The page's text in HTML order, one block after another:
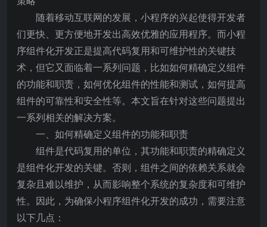
随着移动互联网的发展，小程序的兴起使得开发者
们更快、更方便地开发出高效优雅的应用程序。而小程
序组件化开发正是提高代码复用和可维护性的关键技
术，但它又面临着一系列问题，比如如何精确定义组件
的功能和职责，如何优化组件的性能和测试，如何提高
组件的可靠性和安全性等。本文旨在针对这些问题提出
一系列相关的解决方案。
一、如何精确定义组件的功能和职责
组件是代码复用的单位，其功能和职责的精确定义
是组件化开发的关键。否则，组件之间的依赖关系就会
复杂且难以维护，从而影响整个系统的复杂度和可维护
性。因此，为确保小程序组件化开发的成功，需要注意
以下几点：